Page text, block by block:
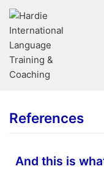
Skip
to
content
References
And this is